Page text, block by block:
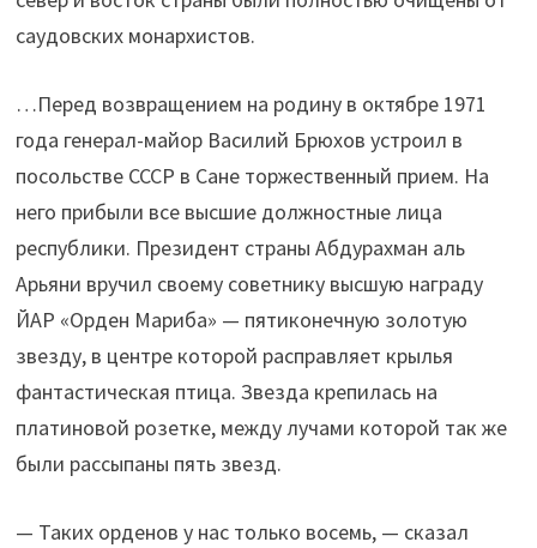
саудовских монархистов.
…Перед возвращением на родину в октябре 1971
года генерал-майор Василий Брюхов устроил в
посольстве СССР в Сане торжественный прием. На
него прибыли все высшие должностные лица
республики. Президент страны Абдурахман аль
Арьяни вручил своему советнику высшую награду
ЙАР «Орден Мариба» — пятиконечную золотую
звезду, в центре которой расправляет крылья
фантастическая птица. Звезда крепилась на
платиновой розетке, между лучами которой так же
были рассыпаны пять звезд.
— Таких орденов у нас только восемь, — сказал